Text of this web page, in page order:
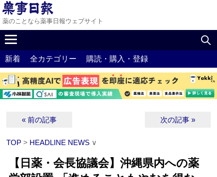
薬のことなら薬事日報ウェブサイト
新着 全カテゴリー 購読・購入・登録
« 前の記事 次の記事 »
TOP > HEADLINE NEWS ∨
【日薬・会長協議会】沖縄県内への薬